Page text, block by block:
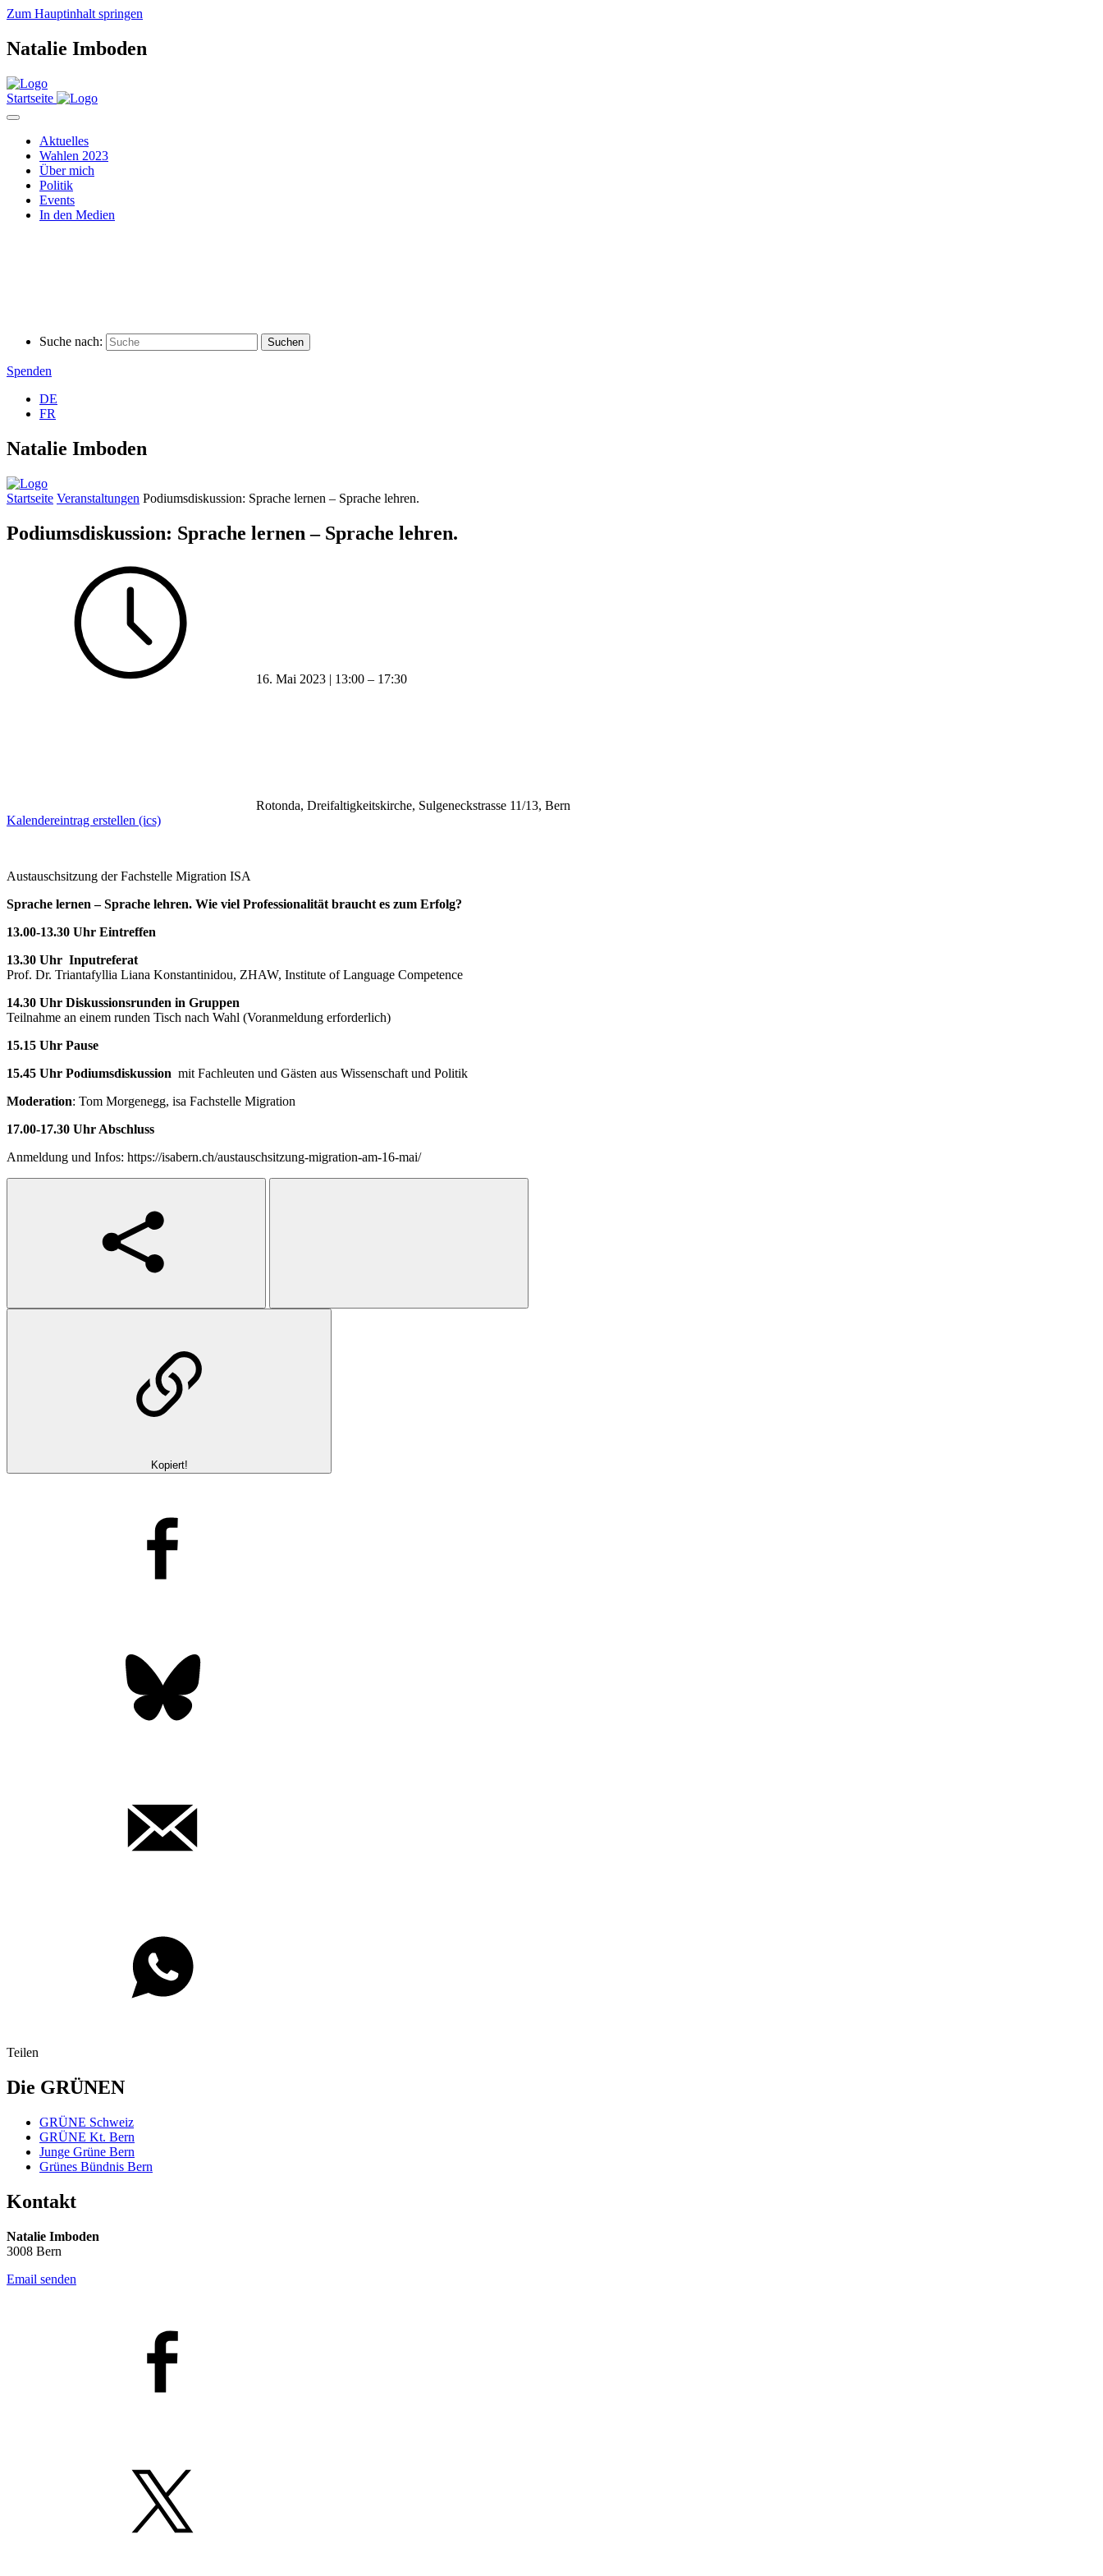
Zum Hauptinhalt springen
Natalie Imboden
Startseite
Aktuelles
Wahlen 2023
Über mich
Politik
Events
In den Medien
Suche nach:
Spenden
DE
FR
Natalie Imboden
Startseite Veranstaltungen Podiumsdiskussion: Sprache lernen – Sprache lehren.
Podiumsdiskussion: Sprache lernen – Sprache lehren.
16. Mai 2023 | 13:00 – 17:30
Rotonda, Dreifaltigkeitskirche, Sulgeneckstrasse 11/13, Bern
Kalendereintrag erstellen (ics)
Austauschsitzung der Fachstelle Migration ISA
Sprache lernen – Sprache lehren. Wie viel Professionalität braucht es zum Erfolg?
13.00-13.30 Uhr Eintreffen
13.30 Uhr Inputreferat
Prof. Dr. Triantafyllia Liana Konstantinidou, ZHAW, Institute of Language Competence
14.30 Uhr Diskussionsrunden in Gruppen
Teilnahme an einem runden Tisch nach Wahl (Voranmeldung erforderlich)
15.15 Uhr Pause
15.45 Uhr Podiumsdiskussion mit Fachleuten und Gästen aus Wissenschaft und Politik
Moderation: Tom Morgenegg, isa Fachstelle Migration
17.00-17.30 UhrAbschluss
Anmeldung und Infos: https://isabern.ch/austauschsitzung-migration-am-16-mai/
Kopiert!
Teilen
Die GRÜNEN
GRÜNE Schweiz
GRÜNE Kt. Bern
Junge Grüne Bern
Grünes Bündnis Bern
Kontakt
Natalie Imboden
3008 Bern
Email senden